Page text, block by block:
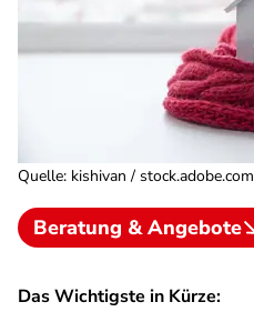
Quelle: kishivan / stock.adobe.com
Beratung & Angebote
Das Wichtigste in Kürze: